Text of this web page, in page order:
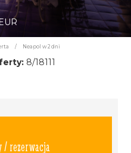
/ Neapol w 2 dni
8/18111
/ rezerwacja